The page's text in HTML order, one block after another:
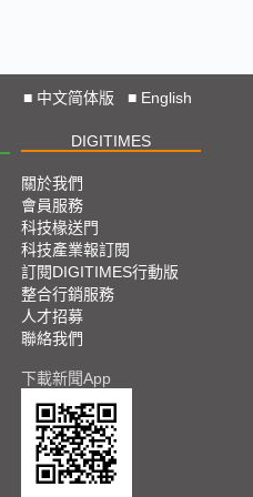
■ 中文简体版 ■ English
DIGITIMES
關於我們
會員服務
科技椽送門
科技產業報訂閱
訂閱DIGITIMES行動版
整合行銷服務
人才招募
聯絡我們
下載新聞App